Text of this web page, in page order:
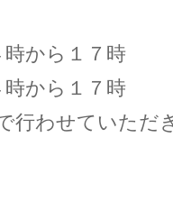
から１７時
から１７時
行わせていただ